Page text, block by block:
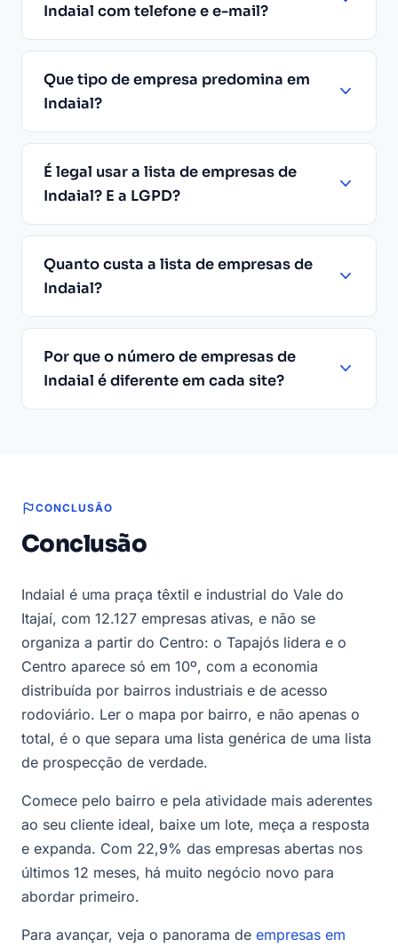
Indaial com telefone e e-mail?
Que tipo de empresa predomina em
Indaial?
É legal usar a lista de empresas de
Indaial? E a LGPD?
Quanto custa a lista de empresas de
Indaial?
Por que o número de empresas de
Indaial é diferente em cada site?
CONCLUSÃO
Conclusão
Indaial é uma praça têxtil e industrial do Vale do
Itajaí, com 12.127 empresas ativas, e não se
organiza a partir do Centro: o Tapajós lidera e o
Centro aparece só em 10º, com a economia
distribuída por bairros industriais e de acesso
rodoviário. Ler o mapa por bairro, e não apenas o
total, é o que separa uma lista genérica de uma lista
de prospecção de verdade.
Comece pelo bairro e pela atividade mais aderentes
ao seu cliente ideal, baixe um lote, meça a resposta
e expanda. Com 22,9% das empresas abertas nos
últimos 12 meses, há muito negócio novo para
abordar primeiro.
Para avançar, veja o panorama de empresas em